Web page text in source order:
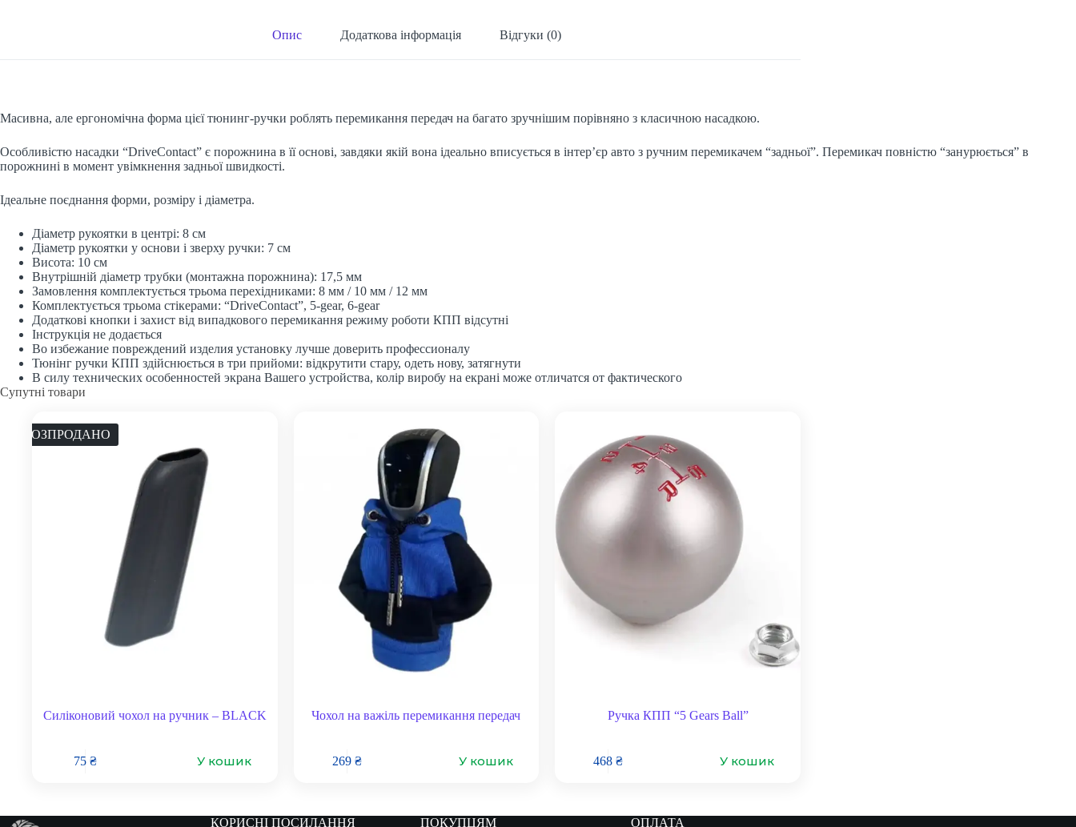
Опис Додаткова інформація Відгуки (0)
Масивна, але ергономічна форма цієї тюнинг-ручки роблять перемикання передач на багато зручнішим порівняно з класичною насадкою.
Особливістю насадки “DriveContact” є порожнина в її основі, завдяки якій вона ідеально вписується в інтер’єр авто з ручним перемикачем “задньої”. Перемикач повністю “занурюється” в
порожнині в момент увімкнення задньої швидкості.
Ідеальне поєднання форми, розміру і діаметра.
Діаметр рукоятки в центрі: 8 см
Діаметр рукоятки у основи і зверху ручки: 7 см
Висота: 10 см
Внутрішній діаметр трубки (монтажна порожнина): 17,5 мм
Замовлення комплектується трьома перехідниками: 8 мм / 10 мм / 12 мм
Комплектується трьома стікерами: “DriveContact”, 5-gear, 6-gear
Додаткові кнопки і захист від випадкового перемикання режиму роботи КПП відсутні
Інструкція не додається
Во избежание повреждений изделия установку лучше доверить профессионалу
Тюнінг ручки КПП здійснюється в три прийоми: відкрутити стару, одеть нову, затягнути
В силу технических особенностей экрана Вашего устройства, колір виробу на екрані може отличатся от фактического
Супутні товари
РОЗПРОДАНО
Силіконовий чохол на ручник – BLACK
75₴ У кошик
Чохол на важіль перемикання передач
269 ₴ У кошик
Ручка КПП “5 Gears Ball”
468₴ У кошик
КОРИСНІ ПОСИЛАННЯ ПОКУПЦЯМ ОПЛАТА